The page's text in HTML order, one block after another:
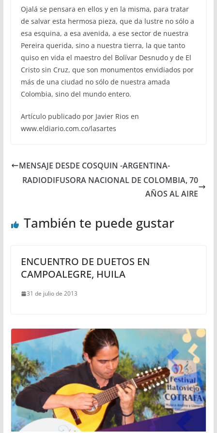
Ojalá se pensara en ellos y en la misma, para tratar
de salvar esta hermosa pieza, que da lustre no sólo a
esa esquina, a esa avenida, a ese sector de nuestra
Pereira querida, sino a nuestra tierra, la que tanto
quiso en vida el maestro del Bolívar Desnudo y de El
Cristo sin Cruz, que son monumentos envidiados por
más de una ciudad no sólo de nuestra amada
Colombia, sino del mundo entero.
Artículo publicado por Javier Rios en
www.eldiario.com.co/lasartes
MENSAJE DESDE COSQUIN -ARGENTINA-
RADIODIFUSORA NACIONAL DE COLOMBIA, 70
AÑOS AL AIRE
También te puede gustar
ENCUENTRO DE DUETOS EN
CAMPOALEGRE, HUILA
31 de julio de 2013